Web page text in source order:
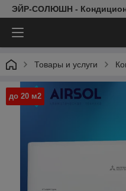
ЭЙР-СОЛЮШН -
Товары и услуги
до 20 м2